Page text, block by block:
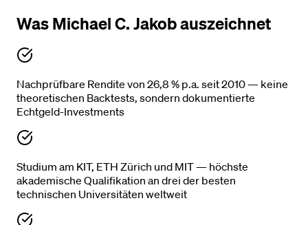
Was Michael C. Jakob auszeichnet
Nachprüfbare Rendite von 26,8 % p.a. seit 2010 — keine
theoretischen Backtests, sondern dokumentierte
Echtgeld-Investments
Studium am KIT, ETH Zürich und MIT — höchste
akademische Qualifikation an drei der besten
technischen Universitäten weltweit